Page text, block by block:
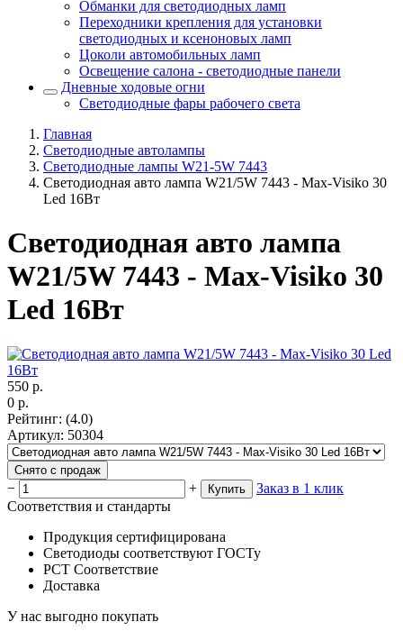
Обманки для светодиодных ламп
Переходники крепления для установки
светодиодных и ксеноновых ламп
Цоколи автомобильных ламп
Освещение салона - светодиодные панели
Дневные ходовые огни
Светодиодные фары рабочего света
Главная
Светодиодные автолампы
Светодиодные лампы W21-5W 7443
Светодиодная авто лампа W21/5W 7443 - Max-Visiko 30
Led 16Вт
Светодиодная авто лампа
W21/5W 7443 - Max-Visiko 30
Led 16Вт
550 р.
0 р.
Рейтинг: (4.0)
Артикул: 50304
Снято с продаж
− + Купить
Заказ в 1 клик
Соответствия и стандарты
Продукция сертифицирована
Светодиоды соответствуют ГОСТу
РСТ Соответствие
Доставка
У нас выгодно покупать